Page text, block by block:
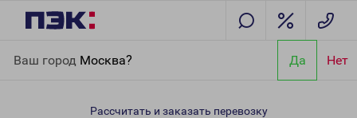
Ваш город Москва? Да Нет
Махачкалу
Рассчитать и заказать перевозку